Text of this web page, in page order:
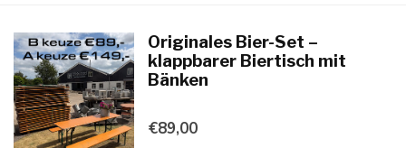
Originales Bier-Set –
klappbarer Biertisch mit
Bänken
€89,00